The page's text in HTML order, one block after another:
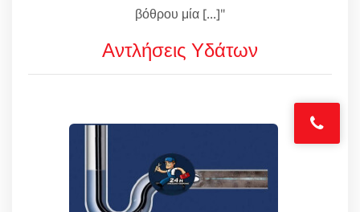
βόθρου μία [...]"
Αντλήσεις Υδάτων